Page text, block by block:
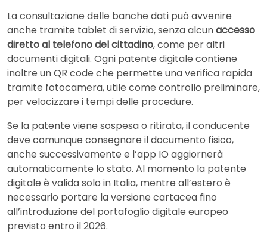
La consultazione delle banche dati può avvenire
anche tramite tablet di servizio, senza alcunaccesso
diretto al telefono del cittadino, come per altri
documenti digitali. Ogni patente digitale contiene
inoltre un QR code che permette una verifica rapida
tramite fotocamera, utile come controllo preliminare,
per velocizzare i tempi delle procedure.
Se la patente viene sospesa o ritirata, il conducente
deve comunque consegnare il documento fisico,
anche successivamente e l’app IO aggiornerà
automaticamente lo stato. Al momento la patente
digitale è valida solo in Italia, mentre all’estero è
necessario portare la versione cartacea fino
all’introduzione del portafoglio digitale europeo
previsto entro il 2026.